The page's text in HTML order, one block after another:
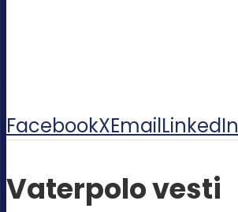
FacebookXEmailLinkedIn
Vaterpolo vesti